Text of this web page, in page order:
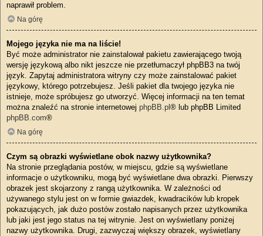
naprawił problem.
Na górę
Mojego języka nie ma na liście!
Być może administrator nie zainstalował pakietu zawierającego twoją
wersję językową albo nikt jeszcze nie przetłumaczył phpBB3 na twój
język. Zapytaj administratora witryny czy może zainstalować pakiet
językowy, którego potrzebujesz. Jeśli pakiet dla twojego języka nie
istnieje, może spróbujesz go utworzyć. Więcej informacji na ten temat
można znaleźć na stronie internetowej phpBB.pl ® lub phpBB Limited
phpBB.com®
Na górę
Czym są obrazki wyświetlane obok nazwy użytkownika?
Na stronie przeglądania postów, w miejscu, gdzie są wyświetlane
informacje o użytkowniku, mogą być wyświetlane dwa obrazki. Pierwszy
obrazek jest skojarzony z rangą użytkownika. W zależności od
używanego stylu jest on w formie gwiazdek, kwadracików lub kropek
pokazujących, jak dużo postów zostało napisanych przez użytkownika
lub jaki jest jego status na tej witrynie. Jest on wyświetlany poniżej
nazwy użytkownika. Drugi, zazwyczaj większy obrazek, wyświetlany